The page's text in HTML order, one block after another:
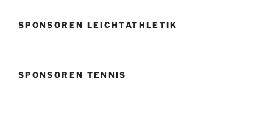
SPONSOREN LEICHTATHLETIK
SPONSOREN TENNIS